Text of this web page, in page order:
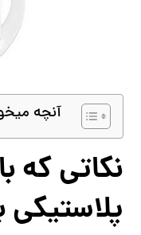
آنچه
نکاتی که
پلاستیکی